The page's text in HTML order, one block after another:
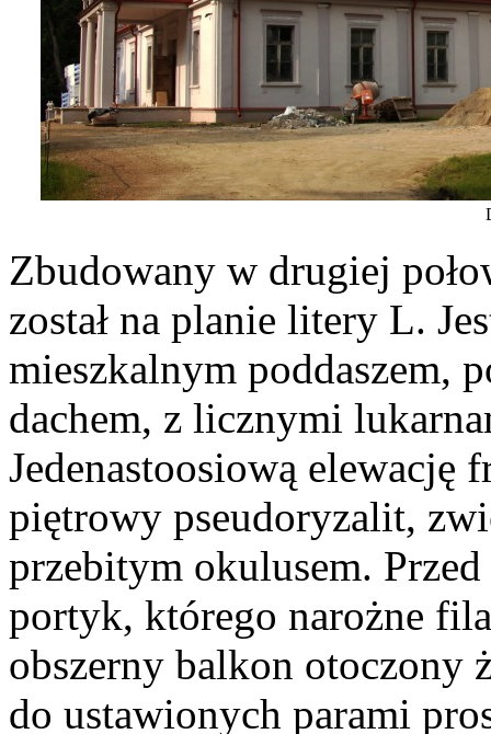
Zbudowany w drugiej
został na planie litery L.
mieszkalnym poddaszem,
dachem, z licznymi
Jedenastoosiową elewację
piętrowy pseudoryzalit,
przebitym okulusem.
portyk, którego narożne
obszerny balkon otoczony
do ustawionych parami